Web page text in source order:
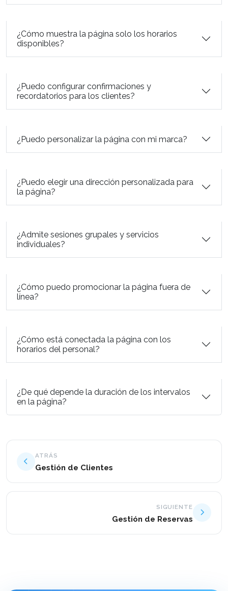
¿Cómo muestra la página solo los horarios
disponibles?
¿Puedo configurar confirmaciones y
recordatorios para los clientes?
¿Puedo personalizar la página con mi marca?
¿Puedo elegir una dirección personalizada para
la página?
¿Admite sesiones grupales y servicios
individuales?
¿Cómo puedo promocionar la página fuera de
línea?
¿Cómo está conectada la página con los
horarios del personal?
¿De qué depende la duración de los intervalos
en la página?
ATRÁS
Gestión de Clientes
SIGUIENTE
Gestión de Reservas